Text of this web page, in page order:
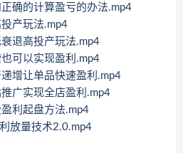
确的计算盈亏的办法.mp4
产玩法.mp4
退高投产玩法.mp4
可以实现盈利.mp4
增让单品快速盈利.mp4
广实现全店盈利.mp4
利起盘方法.mp4
放量技术2.0.mp4